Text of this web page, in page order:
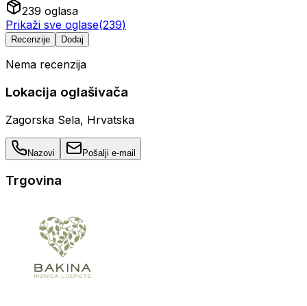
239 oglasa
Prikaži sve oglase(239)
Recenzije Dodaj
Nema recenzija
Lokacija oglašivača
Zagorska Sela, Hrvatska
Nazovi Pošalji e-mail
Trgovina